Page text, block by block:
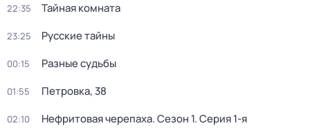
22:35 Тайная комната
23:25 Русские тайны
00:15 Разные судьбы
01:55 Петровка, 38
02:10 Нефритовая черепаха. Сезон 1. Серия 1-я